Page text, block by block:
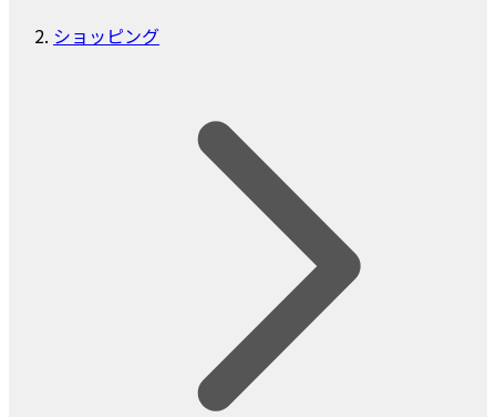
ショッピング